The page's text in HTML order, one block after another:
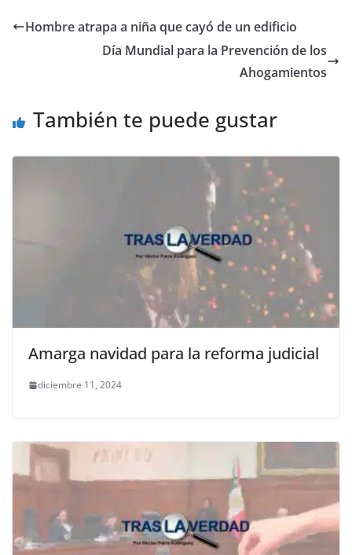
e
k
er l s
A
e
n
gr
a
p
ar
tir
Hombre atrapa a niña que cayó de un edificio
Día Mundial para la Prevención de los
Ahogamientos
También te puede gustar
Amarga navidad para la reforma judicial
diciembre 11, 2024